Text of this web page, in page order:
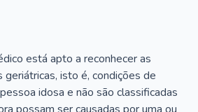
está apto a reconhecer as
geriátricas, isto é, condições de
idosa e não são classificadas